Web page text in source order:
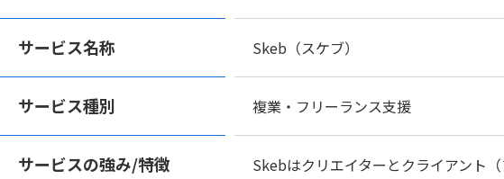
サービス名称 Skeb（スケブ）
サービス種別 複業・フリーランス支援
サービスの強み/特徴
Skebはクリエイターとクライアント